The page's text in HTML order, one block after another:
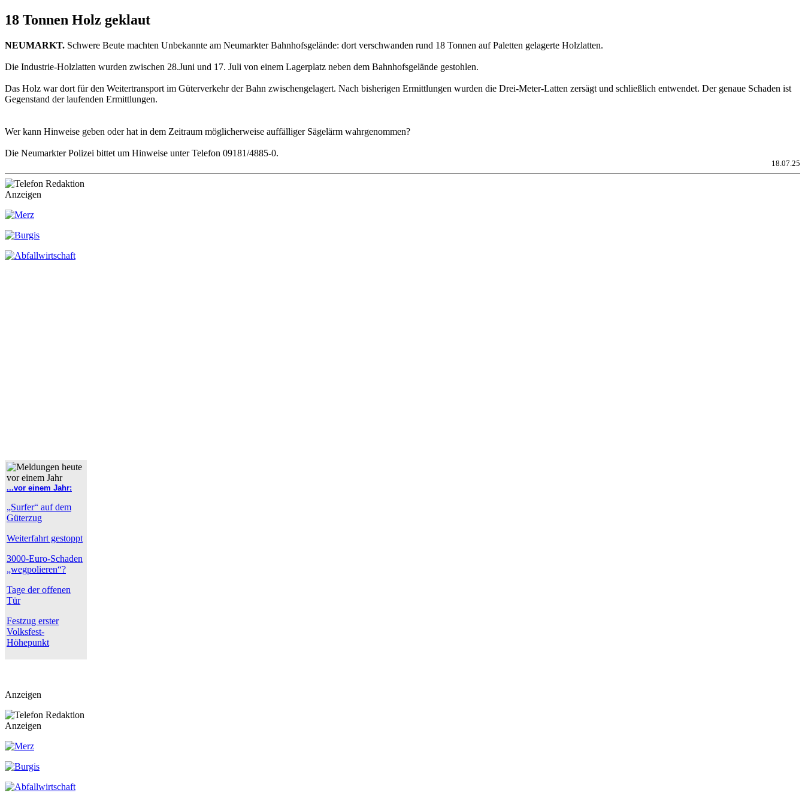
18 Tonnen Holz geklaut
NEUMARKT. Schwere Beute machten Unbekannte am Neumarkter Bahnhofsgelände: dort verschwanden rund 18 Tonnen auf Paletten gelagerte Holzlatten.
Die Industrie-Holzlatten wurden zwischen 28.Juni und 17. Juli von einem Lagerplatz neben dem Bahnhofsgelände gestohlen.
Das Holz war dort für den Weitertransport im Güterverkehr der Bahn zwischengelagert. Nach bisherigen Ermittlungen wurden die Drei-Meter-Latten zersägt und schließlich entwendet. Der genaue Schaden ist
Gegenstand der laufenden Ermittlungen.
Wer kann Hinweise geben oder hat in dem Zeitraum möglicherweise auffälliger Sägelärm wahrgenommen?
Die Neumarkter Polizei bittet um Hinweise unter Telefon 09181/4885-0.
18.07.25
Anzeigen
...vor einem Jahr:
„Surfer“ auf dem
Güterzug
Weiterfahrt gestoppt
3000-Euro-Schaden
„wegpolieren“?
Tage der offenen
Tür
Festzug erster
Volksfest-
Höhepunkt
Anzeigen
Anzeigen